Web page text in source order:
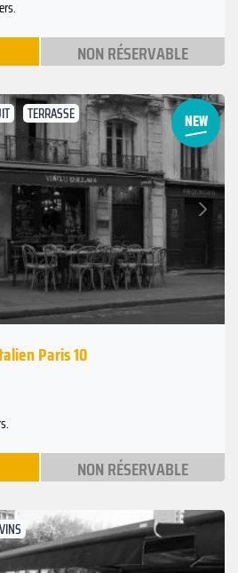
NON RÉSERVABLE
TERRASSE
Suivant
Paris 10
NON RÉSERVABLE
VINS